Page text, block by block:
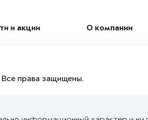
и акции О компании
права защищены.